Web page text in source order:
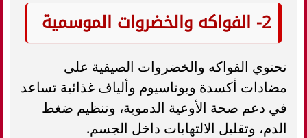
2- الفواكه والخضروات الموسمية
تحتوي الفواكه والخضروات الصيفية على
مضادات أكسدة وبوتاسيوم وألياف غذائية تساعد
في دعم صحة الأوعية الدموية، وتنظيم ضغط
الدم، وتقليل الالتهابات داخل الجسم.